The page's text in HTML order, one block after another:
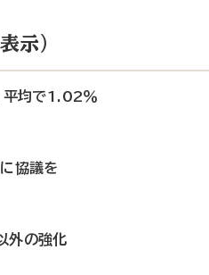
示）
平均で1.02％
協議を
外の強化